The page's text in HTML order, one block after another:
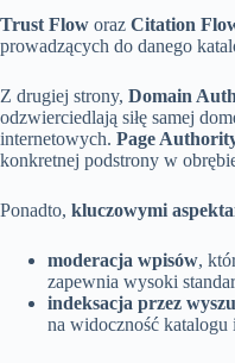
Trust Flow oraz Citation
prowadzących do danego
Z drugiej strony, Domain
odzwierciedlają siłę samej
internetowych. Page
konkretnej podstrony w
Ponadto, kluczowymi
moderacja wpisów,
zapewnia wysoki
indeksacja przez
na widoczność katalogu